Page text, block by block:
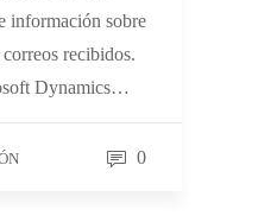
información sobre
recibidos.
Dynamics…
0